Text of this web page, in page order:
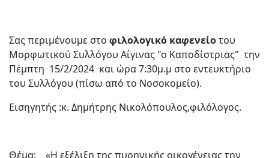
Σας περιμένουμε στο φιλολογικό καφενείοτου
Μορφωτικού Συλλόγου Αίγινας "ο Καποδίστριας" την
Πέμπτη 15/2/2024 και ώρα 7:30μ.μ στο εντευκτήριο
του Συλλόγου (πίσω από το Νοσοκομείο).
Εισηγητής :κ. Δημήτρης Νικολόπουλος,φιλόλογος.
Θέμα: «Η εξέλιξη της πυρηνικής οικογένειας την